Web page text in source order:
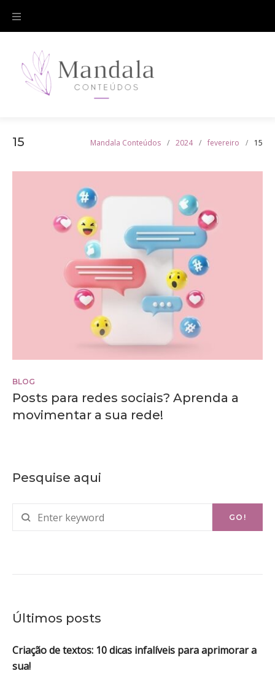
15 Mandala Conteúdos / 2024 / fevereiro / 15
fevereiro
BLOG
Posts para redes sociais? Aprenda a
movimentar a sua rede!
Pesquise aqui
Search
for:
GO!
Últimos posts
Criação de textos: 10 dicas infalíveis para aprimorar a
sua!